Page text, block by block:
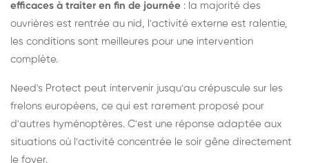
efficaces à traiter en fin de journée : la majorité des
ouvrières est rentrée au nid, l'activité externe est ralentie,
les conditions sont meilleures pour une intervention
complète.
Need's Protect peut intervenir jusqu'au crépuscule sur les
frelons européens, ce qui est rarement proposé pour
d'autres hyménoptères. C'est une réponse adaptée aux
situations où l'activité concentrée le soir gêne directement
le foyer.